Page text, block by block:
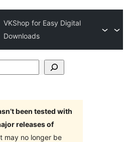
VKShop for Easy Digital
Downloads
been tested with
releases of
may no longer be